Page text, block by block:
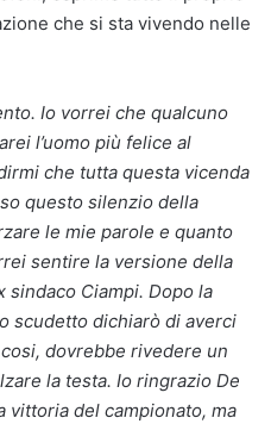
che si sta vivendo nelle
Io vorrei che qualcuno
l’uomo più felice al
che tutta questa vicenda
questo silenzio della
le mie parole e quanto
sentire la versione della
sindaco Ciampi. Dopo la
scudetto dichiarò di averci
dovrebbe rivedere un
la testa. Io ringrazio De
vittoria del campionato, ma